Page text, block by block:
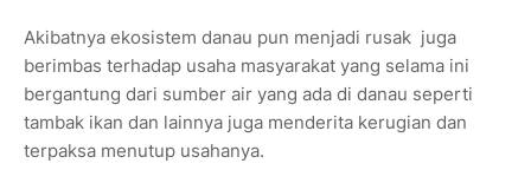
Akibatnya ekosistem danau pun menjadi rusak juga
berimbas terhadap usaha masyarakat yang selama ini
bergantung dari sumber air yang ada di danau seperti
tambak ikan dan lainnya juga menderita kerugian dan
terpaksa menutup usahanya.